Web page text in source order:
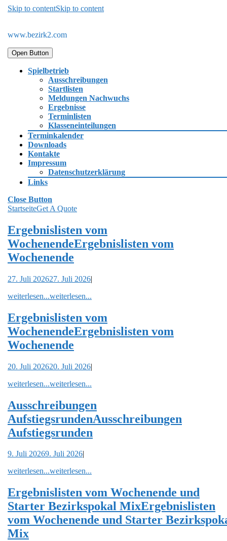
Skip to contentSkip to content
www.bezirk2.com
Open Button
Spielbetrieb
Ausschreibungen
Startlisten
Meldungen Nachwuchs
Ergebnisse
Terminlisten
Klasseneinteilungen
Terminkalender
Downloads
Kontakte
Impressum
Datenschutzerklärung
Links
Close Button
StartseiteGet A Quote
Ergebnislisten vom
WochenendeErgebnislisten vom
Wochenende
27. Juli 202627. Juli 2026|
weiterlesen...weiterlesen...
Ergebnislisten vom
WochenendeErgebnislisten vom
Wochenende
20. Juli 202620. Juli 2026|
weiterlesen...weiterlesen...
Ausschreibungen
AufstiegsrundenAusschreibungen
Aufstiegsrunden
9. Juli 20269. Juli 2026|
weiterlesen...weiterlesen...
Ergebnislisten vom Wochenende und
Starter Bezirkspokal MixErgebnislisten
vom Wochenende und Starter
Mix